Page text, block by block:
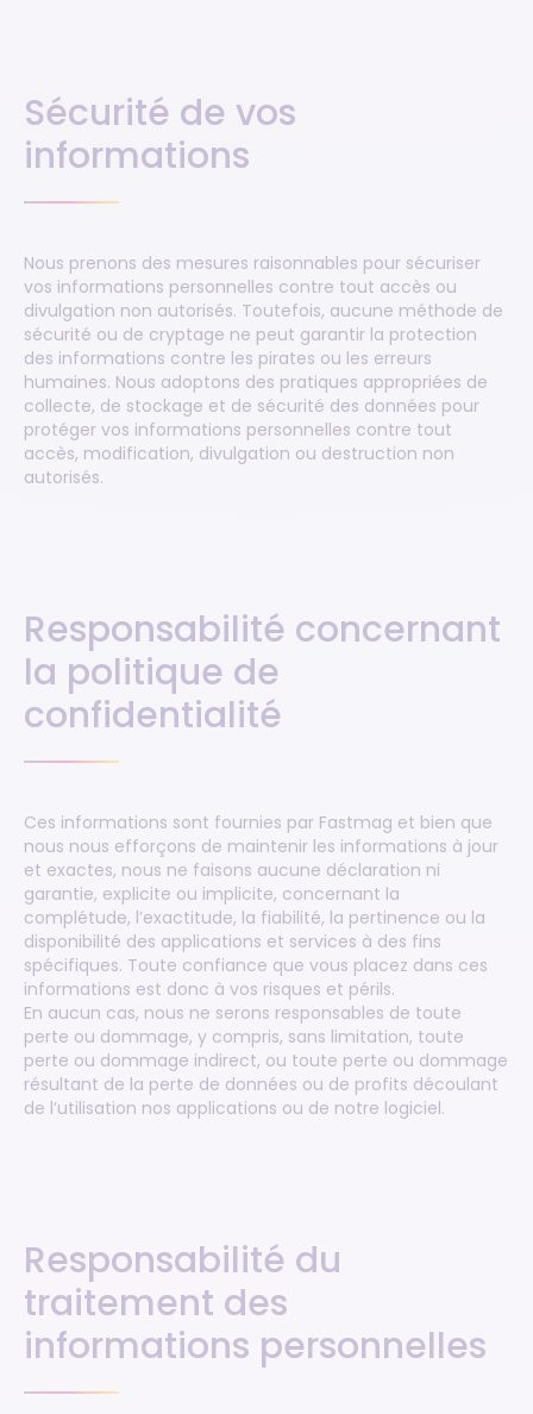
Sécurité de vos
informations
Nous prenons des mesures raisonnables pour sécuriser
vos informations personnelles contre tout accès ou
divulgation non autorisés. Toutefois, aucune méthode de
sécurité ou de cryptage ne peut garantir la protection
des informations contre les pirates ou les erreurs
humaines. Nous adoptons des pratiques appropriées de
collecte, de stockage et de sécurité des données pour
protéger vos informations personnelles contre tout
accès, modification, divulgation ou destruction non
autorisés.
Responsabilité concernant
la politique de
confidentialité
Ces informations sont fournies par Fastmag et bien que
nous nous efforçons de maintenir les informations à jour
et exactes, nous ne faisons aucune déclaration ni
garantie, explicite ou implicite, concernant la
complétude, l’exactitude, la fiabilité, la pertinence ou la
disponibilité des applications et services à des fins
spécifiques. Toute confiance que vous placez dans ces
informations est donc à vos risques et périls.
En aucun cas, nous ne serons responsables de toute
perte ou dommage, y compris, sans limitation, toute
perte ou dommage indirect, ou toute perte ou dommage
résultant de la perte de données ou de profits découlant
de l’utilisation nos applications ou de notre logiciel.
Responsabilité du
traitement des
informations personnelles